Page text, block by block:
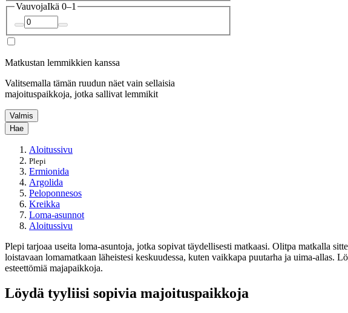
VauvojaIkä 0–1
Matkustan lemmikkien kanssa
Valitsemalla tämän ruudun näet vain sellaisia
majoituspaikkoja, jotka sallivat lemmikit
Valmis
Hae
Aloitussivu
Plepi
Ermionida
Argolida
Peloponnesos
Kreikka
Loma-asunnot
Aloitussivu
Plepi tarjoaa useita loma-asuntoja, jotka sopivat täydellisesti matkaasi. Olitpa matkalla
loistavaan lomamatkaan läheistesi keskuudessa, kuten vaikkapa puutarha ja uima-
esteettömiä majapaikkoja.
Löydä tyyliisi sopivia majoituspaikkoja